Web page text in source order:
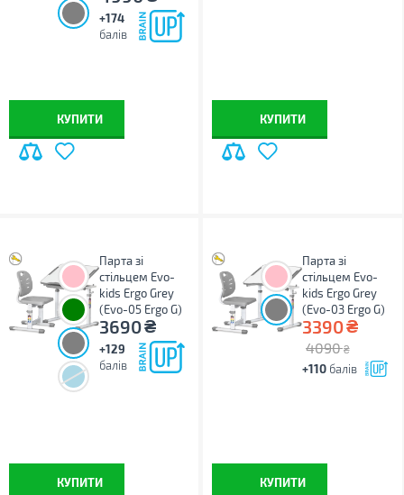
+174
балів
КУПИТИ КУПИТИ
Парта зі
стільцем Evo-
kids Ergo Grey
(Evo-05 Ergo G)
3690₴
+129
балів
КУПИТИ
Парта зі
стільцем Evo-
kids Ergo Grey
(Evo-03 Ergo G)
3390₴
4090 ₴
+110 балів
КУПИТИ